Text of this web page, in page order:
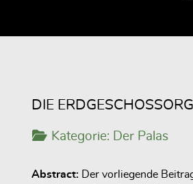
DIE
Kategorie: Der Palas
Abstract: Der vorliegende